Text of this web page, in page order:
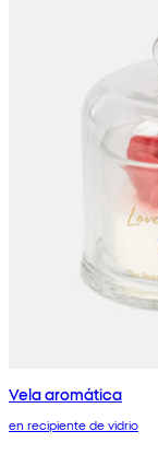
Vela aromática
en recipiente de vidrio